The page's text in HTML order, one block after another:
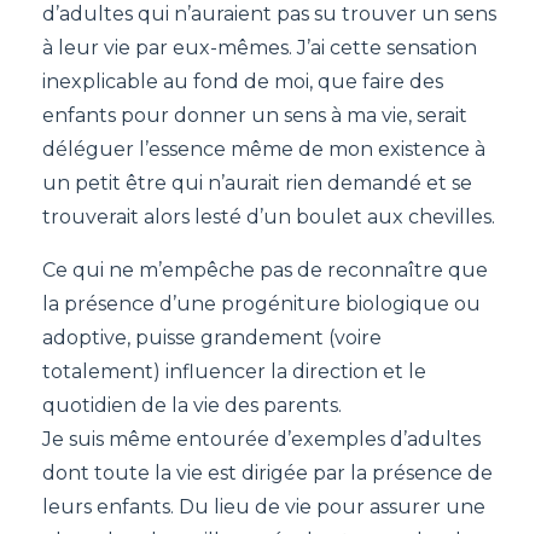
d’adultes qui n’auraient pas su trouver un sens
à leur vie par eux-mêmes. J’ai cette sensation
inexplicable au fond de moi, que faire des
enfants pour donner un sens à ma vie, serait
déléguer l’essence même de mon existence à
un petit être qui n’aurait rien demandé et se
trouverait alors lesté d’un boulet aux chevilles.
Ce qui ne m’empêche pas de reconnaître que
la présence d’une progéniture biologique ou
adoptive, puisse grandement (voire
totalement) influencer la direction et le
quotidien de la vie des parents.
Je suis même entourée d’exemples d’adultes
dont toute la vie est dirigée par la présence de
leurs enfants. Du lieu de vie pour assurer une